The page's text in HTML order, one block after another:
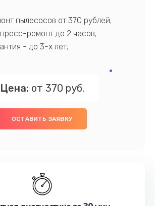
пылесосов от 370 рублей;
ремонт до 2 часов;
- до 3-х лет;
Цена: от 370 руб.
ОСТАВИТЬ ЗАЯВКУ